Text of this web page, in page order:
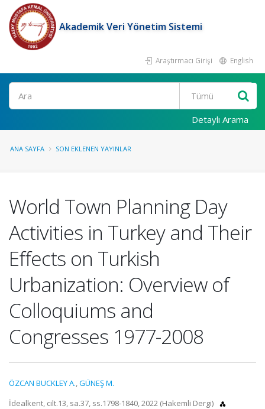
Akademik Veri Yönetim Sistemi
Araştırmacı Girişi English
Ara
Detaylı Arama
ANA SAYFA SON EKLENEN YAYINLAR
World Town Planning Day
Activities in Turkey and Their
Effects on Turkish
Urbanization: Overview of
Colloquiums and
Congresses 1977-2008
ÖZCAN BUCKLEY A.,GÜNEŞ M.
İdealkent, cilt.13, sa.37, ss.1798-1840, 2022 (Hakemli Dergi)